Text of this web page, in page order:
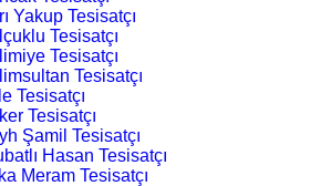
Yakup Tesisatçı
Tesisatçı
Tesisatçı
Tesisatçı
Tesisatçı
Tesisatçı
Şamil Tesisatçı
Hasan Tesisatçı
Meram Tesisatçı